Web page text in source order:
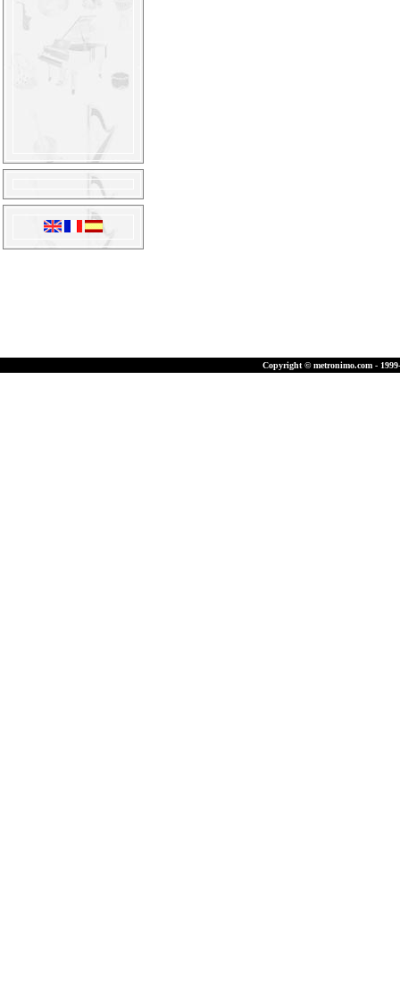
Copyright © metronimo.com -